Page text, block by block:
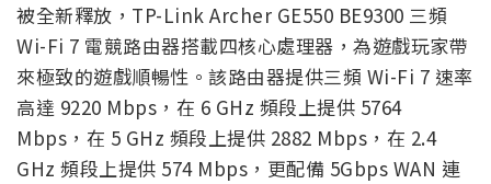
被全新釋放，TP-Link Archer GE550 BE9300 三頻
Wi-Fi 7 電競路由器搭載四核心處理器，為遊戲玩家帶
來極致的遊戲順暢性。該路由器提供三頻 Wi-Fi 7 速率
高達 9220 Mbps，在 6 GHz 頻段上提供 5764
Mbps，在 5 GHz 頻段上提供 2882 Mbps，在 2.4
GHz 頻段上提供 574 Mbps，更配備 5Gbps WAN 連